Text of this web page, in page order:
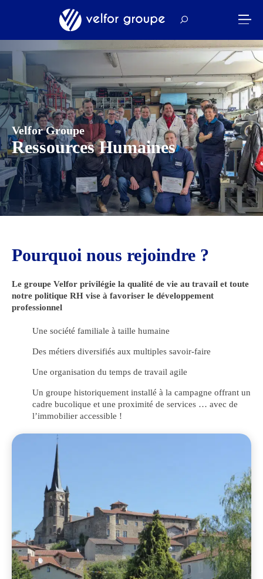
Velfor Groupe
Ressources Humaines
Pourquoi nous rejoindre ?
Le groupe Velfor privilégie la qualité de vie au travail et toute
notre politique RH vise à favoriser le développement
professionnel
Une société familiale à taille humaine
Des métiers diversifiés aux multiples savoir-faire
Une organisation du temps de travail agile
Un groupe historiquement installé à la campagne offrant un
cadre bucolique et une proximité de services … avec de
l’immobilier accessible !